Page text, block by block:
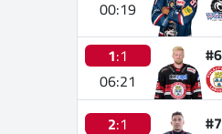
00:19
1:1
06:21
2:1